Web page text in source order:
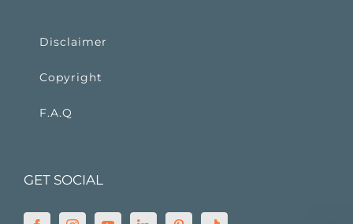
Disclaimer
Copyright
F.A.Q
GET SOCIAL